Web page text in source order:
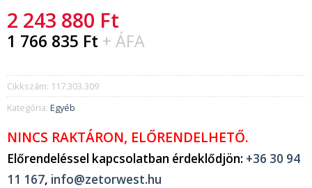
2 243 880 Ft
1 766 835 Ft + ÁFA
Cikkszám: 117.303.309
Kategória: Egyéb
NINCS RAKTÁRON, ELŐRENDELHETŐ.
Előrendeléssel kapcsolatban érdeklődjön: +36 30 94
11 167, info@zetorwest.hu